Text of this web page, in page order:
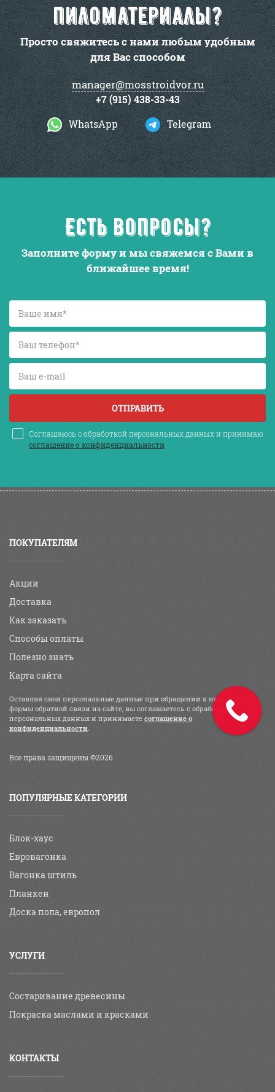
пиломатериалы?
Просто свяжитесь с нами любым удобным
для Вас способом
manager@mosstroidvor.ru
+7 (915) 438-33-43
WhatsApp
Telegram
Есть вопросы?
Заполните форму и мы свяжемся с Вами в
ближайшее время!
ОТПРАВИТЬ
Соглашаюсь с обработкой персональных данных и принимаю
соглашение о конфиденциальности
ПОКУПАТЕЛЯМ
Акции
Доставка
Как заказать
Способы оплаты
Полезно знать
Карта сайта
Оставляя свои персональные данные при обращении к нам через
формы обратной связи на сайте, вы соглашаетесь с обработкой
персональных данных и принимаете соглашение о
конфиденциальности.
Все права защищены ©2026
ПОПУЛЯРНЫЕ КАТЕГОРИИ
Блок-хаус
Евровагонка
Вагонка штиль
Планкен
Доска пола, европол
УСЛУГИ
Состаривание древесины
Покраска маслами и красками
КОНТАКТЫ